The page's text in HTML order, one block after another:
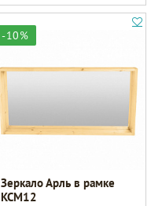
-10%
Зеркало Арль в рамке
KCM12